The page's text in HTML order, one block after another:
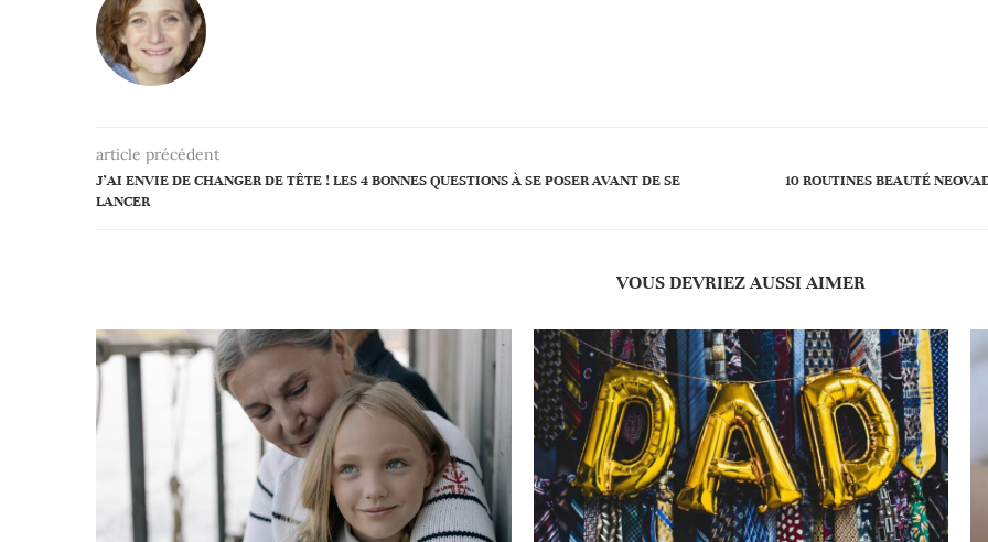
article précédent
J’AI ENVIE DE CHANGER DE TÊTE ! LES 4 BONNES QUESTIONS À SE POSER AVANT DE SE
LANCER
10 ROUTINES BEAUTÉ
VOUS DEVRIEZ AUSSI AIMER